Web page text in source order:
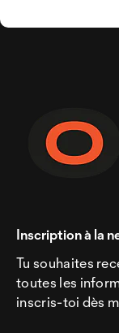
Inscription à la
Tu souhaites
toutes les
inscris-toi dès